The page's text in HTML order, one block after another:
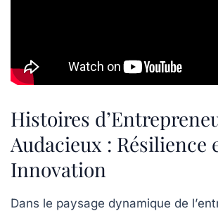
Histoires
Audacieux : Résilience
Innovation
Dans le paysage dynamique de l’